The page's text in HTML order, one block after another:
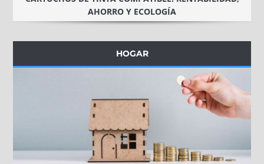
AHORRO Y ECOLOGÍA
HOGAR